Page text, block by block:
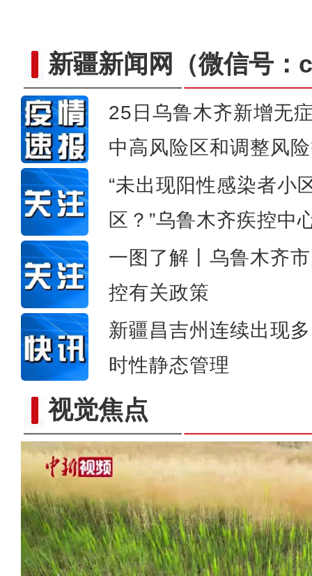
新疆新闻网 （微信号
25日乌鲁木齐新增无
中高风险区和调整风
“未出现阳性感染者小
区？”乌鲁木齐疾控中
一图了解丨乌鲁木齐
控有关政策
新疆昌吉州连续出现
时性静态管理
视觉焦点
新疆引洪灌溉为胡杨
第一批“红色草原”公布 新